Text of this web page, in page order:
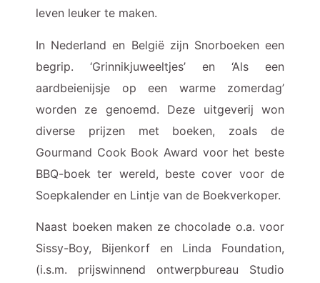
leven leuker te maken.
In Nederland en België zijn Snorboeken een
begrip. ‘Grinnikjuweeltjes’ en ‘Als een
aardbeienijsje op een warme zomerdag’
worden ze genoemd. Deze uitgeverij won
diverse prijzen met boeken, zoals de
Gourmand Cook Book Award voor het beste
BBQ-boek ter wereld, beste cover voor de
Soepkalender en Lintje van de Boekverkoper.
Naast boeken maken ze chocolade o.a. voor
Sissy-Boy, Bijenkorf en Linda Foundation,
(i.s.m. prijswinnend ontwerpbureau Studio